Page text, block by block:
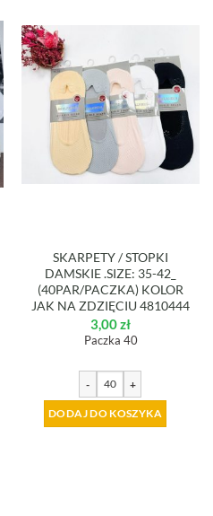
SKARPETY / STOPKI
DAMSKIE .SIZE: 35-42_
(40PAR/PACZKA) KOLOR
JAK NA ZDZIĘCIU 4810444
3,00zł
Paczka 40
- +
DODAJ DO KOSZYKA